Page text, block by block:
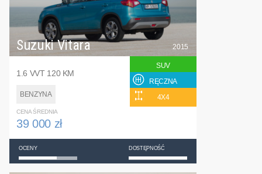
Suzuki Vitara
1.6 VVT 120 KM
BENZYNA
2015
SUV
RĘCZNA
4X4
CENA ŚREDNIA
39 000 zł
OCENY DOSTĘPNOŚĆ